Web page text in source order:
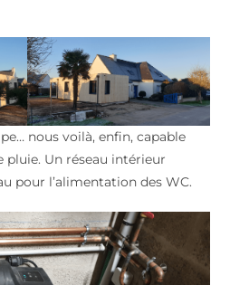
nous voilà, enfin, capable
pluie. Un réseau intérieur
pour l’alimentation des WC.